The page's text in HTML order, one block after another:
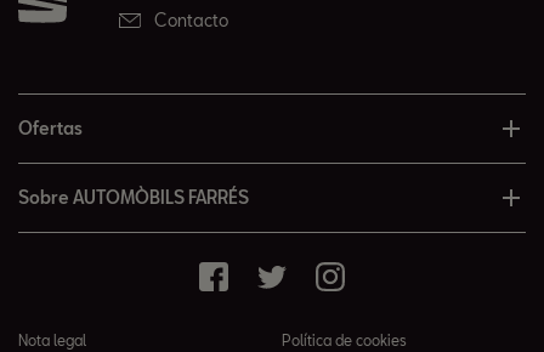
Contacto
Ofertas
Sobre AUTOMÒBILS FARRÉS
Nota legal Política de cookies